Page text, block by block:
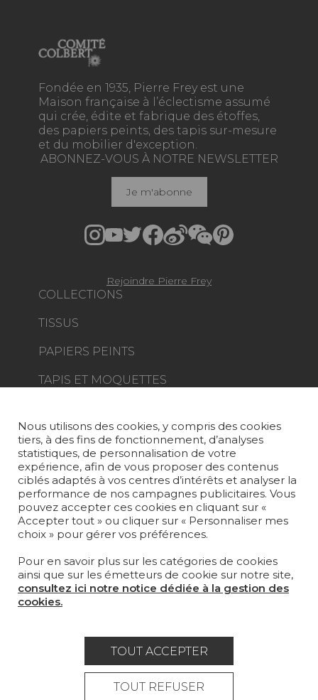
Fondée en 1935, Pierre Frey est une
Maison française à l’éclectisme assumé
qui crée, édite et fabrique des étoffes,
des papiers peints, des tapis sur-mesure
et du mobilier d'exception.
COLLECTIONS
TISSUS
PAPIERS PEINTS
TAPIS ET MOQUETTES
PROJETS
SUR-MESURE
MAGAZINE
LA MAISON
OÙ NOUS TROUVER ?
ABONNEZ-VOUS À NOTRE NEWSLETTER
Je m'abonne
Rejoindre Pierre Frey
Mentions légales
Politique générale de protection des
Nous utilisons des cookies, y compris des cookies
tiers, à des fins de fonctionnement, d’analyses
statistiques, de personnalisation de votre
expérience, afin de vous proposer des contenus
ciblés adaptés à vos centres d’intérêts et analyser la
performance de nos campagnes publicitaires. Vous
pouvez accepter ces cookies en cliquant sur «
Accepter tout » ou cliquer sur « Personnaliser mes
choix » pour gérer vos préférences.
Pour en savoir plus sur les catégories de cookies
ainsi que sur les émetteurs de cookie sur notre site,
consultez ici notre notice dédiée à la gestion des
cookies.
TOUT ACCEPTER
TOUT REFUSER